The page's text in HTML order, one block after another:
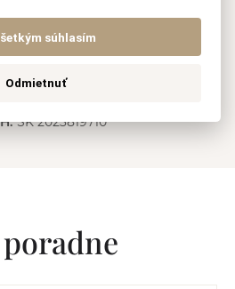
831 03 Bratislava
republika
SK 2023819710
súhlasím
Odmietnuť